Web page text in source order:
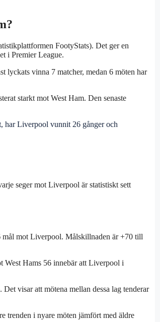
FootyStats). Det ger en
i Premier League.
lyckats vinna 7 matcher, medan 6 möten har
starkt mot West Ham. Den senaste
har Liverpool vunnit 26 gånger och
seger mot Liverpool är statistiskt sett
mål mot Liverpool. Målskillnaden är +70 till
West Hams 56 innebär att Liverpool i
visar att mötena mellan dessa lag tenderar
trenden i nyare möten jämfört med äldre